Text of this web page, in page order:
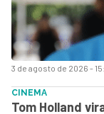
3 de agosto de 2026 -
CINEMA
Tom Holland